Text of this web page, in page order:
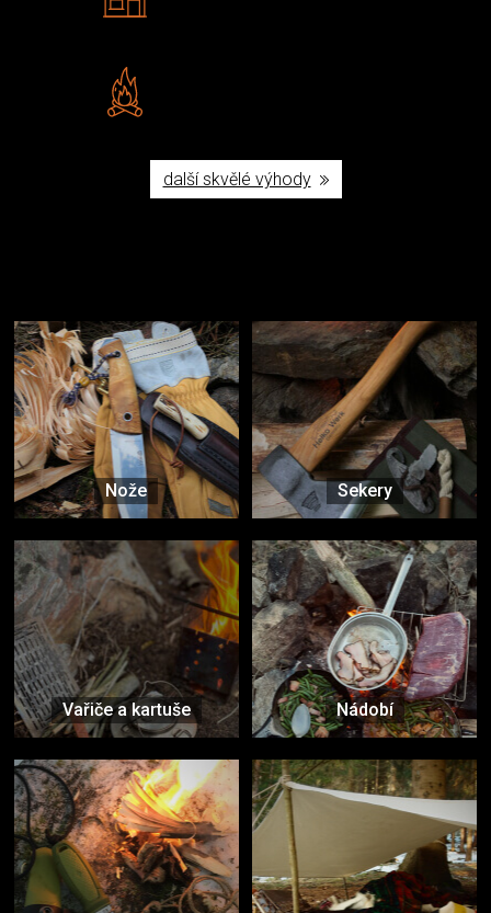
další skvělé výhody
Nože Sekery
Vařiče a kartuše Nádobí